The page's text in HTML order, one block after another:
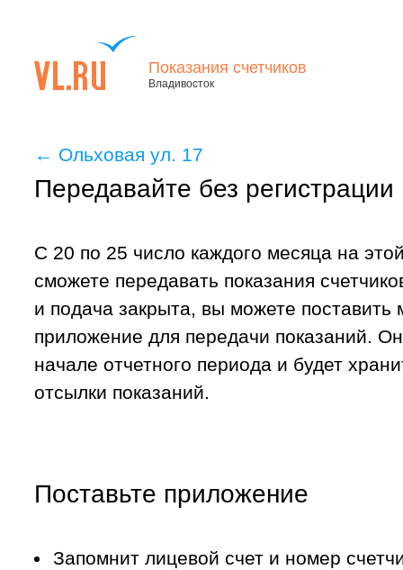
Показания счетчиков
Владивосток
← Ольховая ул. 17
Передавайте без регистрации
С 20 по 25 число каждого месяца на
сможете передавать показания
и подача закрыта, вы можете поставить
приложение для передачи показаний.
начале отчетного периода и будет
отсылки показаний.
Поставьте приложение
Запомнит лицевой счет и номер